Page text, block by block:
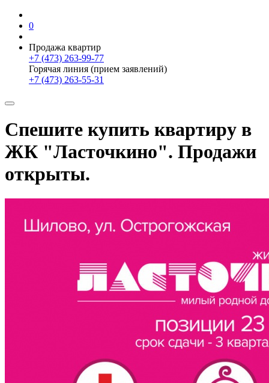
0
Продажа квартир
+7 (473) 263-99-77
Горячая линия (прием заявлений)
+7 (473) 263-55-31
Спешите купить квартиру в
ЖК "Ласточкино". Продажи
открыты.